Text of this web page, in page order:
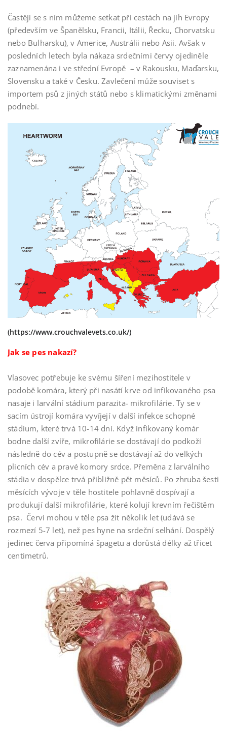
Častěji se s ním můžeme setkat při cestách na jih Evropy
(především ve Španělsku, Francii, Itálii, Řecku, Chorvatsku
nebo Bulharsku), v Americe, Austrálii nebo Asii. Avšak v
posledních letech byla nákaza srdečními červy ojediněle
zaznamenána i ve střední Evropě – v Rakousku, Maďarsku,
Slovensku a také v Česku. Zavlečení může souviset s
importem psů z jiných států nebo s klimatickými změnami
podnebí.
(https://www.crouchvalevets.co.uk/)
Jak se pes nakazí?
Vlasovec potřebuje ke svému šíření mezihostitele v
podobě komára, který při nasátí krve od infikovaného psa
nasaje i larvální stádium parazita- mikrofilárie. Ty se v
sacím ústrojí komára vyvíjejí v další infekce schopné
stádium, které trvá 10-14 dní. Když infikovaný komár
bodne další zvíře, mikrofilárie se dostávají do podkoží
následně do cév a postupně se dostávají až do velkých
plicních cév a pravé komory srdce. Přeměna z larválního
stádia v dospělce trvá přibližně pět měsíců. Po zhruba šesti
měsících vývoje v těle hostitele pohlavně dospívají a
produkují další mikrofilárie, které kolují krevním řečištěm
psa. Červi mohou v těle psa žit několik let (udává se
rozmezí 5-7 let), než pes hyne na srdeční selhání. Dospělý
jedinec červa připomíná špagetu a dorůstá délky až třicet
centimetrů.